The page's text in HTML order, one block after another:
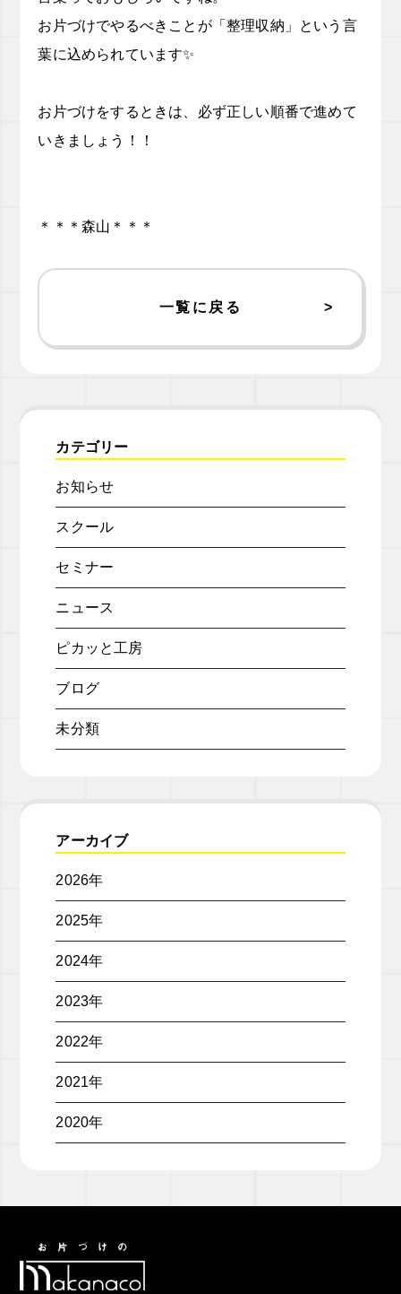
お片づけでやるべきことが「整理収納」という言
葉に込められています✨
お片づけをするときは、必ず正しい順番で進めて
いきましょう！！
＊＊＊森山＊＊＊
一覧に戻る
カテゴリー
お知らせ
スクール
セミナー
ニュース
ピカッと工房
ブログ
未分類
アーカイブ
2026年
2025年
2024年
2023年
2022年
2021年
2020年